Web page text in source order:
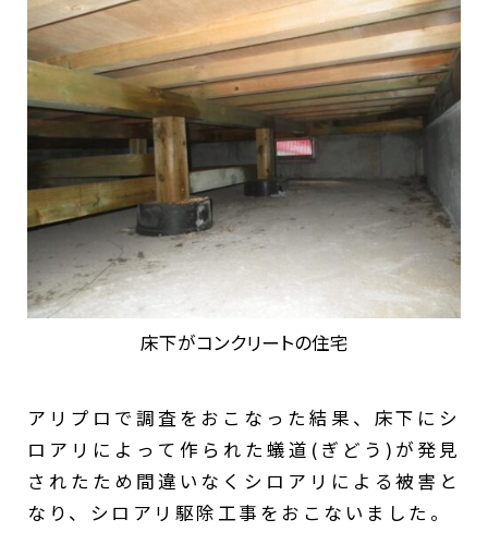
床下がコンクリートの住宅
アリプロで調査をおこなった結果、床下にシ
ロアリによって作られた蟻道(ぎどう)が発見
されたため間違いなくシロアリによる被害と
なり、シロアリ駆除工事をおこないました。